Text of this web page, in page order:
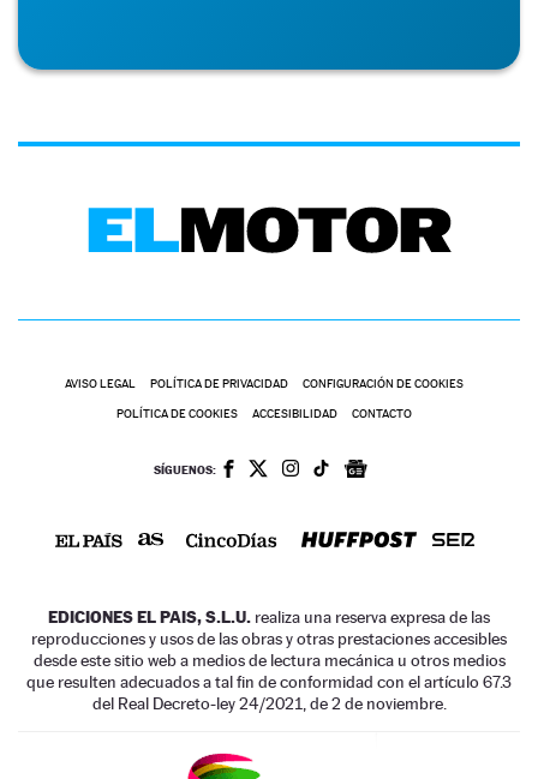
AVISO LEGAL POLÍTICA DE PRIVACIDAD CONFIGURACIÓN DE COOKIES
POLÍTICA DE COOKIES ACCESIBILIDAD CONTACTO
SÍGUENOS:
EDICIONES EL PAIS, S.L.U. realiza una reserva expresa de las
reproducciones y usos de las obras y otras prestaciones accesibles
desde este sitio web a medios de lectura mecánica u otros medios
que resulten adecuados a tal fin de conformidad con el artículo 67.3
del Real Decreto-ley 24/2021, de 2 de noviembre.